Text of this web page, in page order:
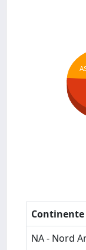
Continente
NA - Nord